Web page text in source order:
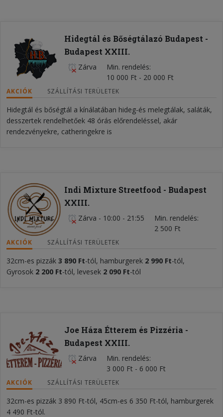
Hidegtál és Bőségtálazó Budapest -
Budapest XXIII.
Zárva
Min. rendelés
10 000 Ft - 20 000 Ft
AKCIÓK SZÁLLÍTÁSI TERÜLETEK
Hidegtál és bőségtál a kínálatában hideg-és melegtálak, saláták,
desszertek rendelhetőek 48 órás előrendeléssel, akár
rendezvényekre, catheringekre is
Indi Mixture Streetfood - Budapest
XXIII.
Zárva - 10:00 - 21:55
Min. rendelés
2 500 Ft
AKCIÓK SZÁLLÍTÁSI TERÜLETEK
32cm-es pizzák 3 890 Ft-tól, hamburgerek 2 990 Ft-tól,
Gyrosok 2 200 Ft-tól, levesek 2 090 Ft-tól
Joe Háza Étterem és Pizzéria -
Budapest XXIII.
Zárva
Min. rendelés
3 000 Ft - 6 000 Ft
AKCIÓK SZÁLLÍTÁSI TERÜLETEK
32cm-es pizzák 3 890 Ft-tól, 45cm-es 6 350 Ft-tól, hamburgerek
4 490 Ft-tól.